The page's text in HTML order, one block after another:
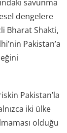
savunma
dengelere
Bharat Shakti,
Pakistan’a
Pakistan’la
iki ülke
olduğu